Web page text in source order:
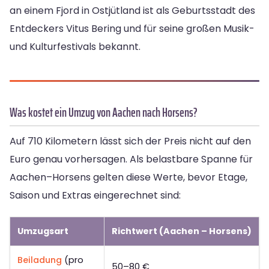
an einem Fjord in Ostjütland ist als Geburtsstadt des
Entdeckers Vitus Bering und für seine großen Musik-
und Kulturfestivals bekannt.
Was kostet ein Umzug von Aachen nach Horsens?
Auf 710 Kilometern lässt sich der Preis nicht auf den
Euro genau vorhersagen. Als belastbare Spanne für
Aachen–Horsens gelten diese Werte, bevor Etage,
Saison und Extras eingerechnet sind:
Umzugsart Richtwert (Aachen – Horsens)
Beiladung (pro
50–80 €